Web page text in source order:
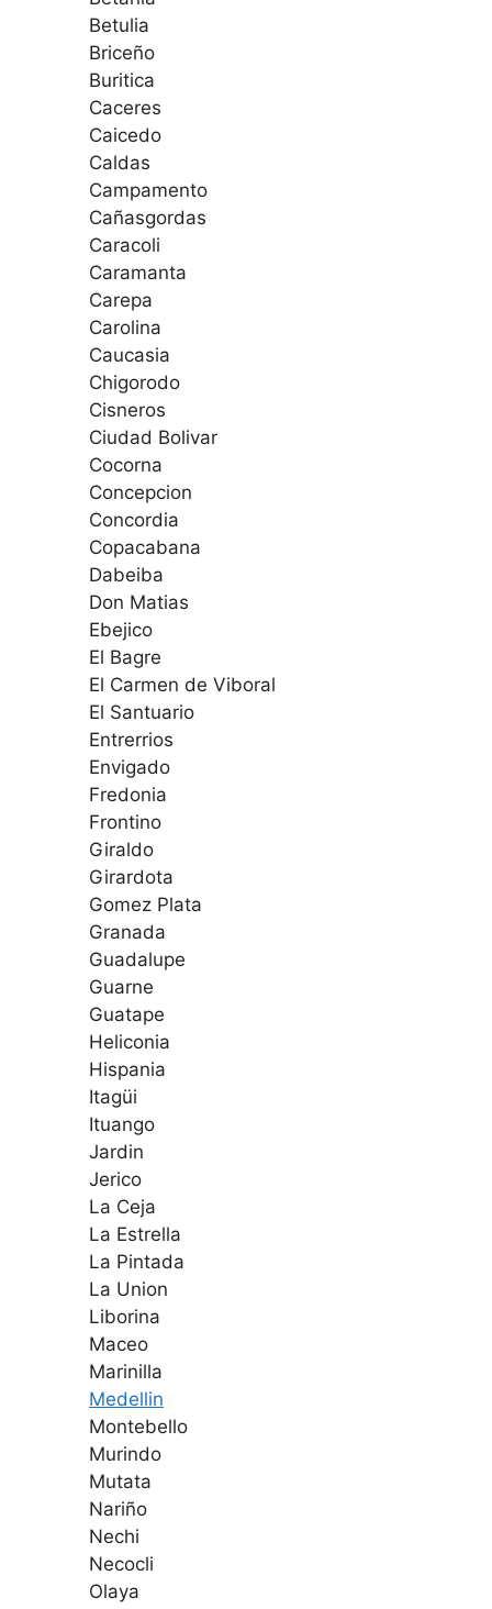
Betulia
Briceño
Buritica
Caceres
Caicedo
Caldas
Campamento
Cañasgordas
Caracoli
Caramanta
Carepa
Carolina
Caucasia
Chigorodo
Cisneros
Ciudad Bolivar
Cocorna
Concepcion
Concordia
Copacabana
Dabeiba
Don Matias
Ebejico
El Bagre
El Carmen de Viboral
El Santuario
Entrerrios
Envigado
Fredonia
Frontino
Giraldo
Girardota
Gomez Plata
Granada
Guadalupe
Guarne
Guatape
Heliconia
Hispania
Itagüi
Ituango
Jardin
Jerico
La Ceja
La Estrella
La Pintada
La Union
Liborina
Maceo
Marinilla
Medellin
Montebello
Murindo
Mutata
Nariño
Nechi
Necocli
Olaya